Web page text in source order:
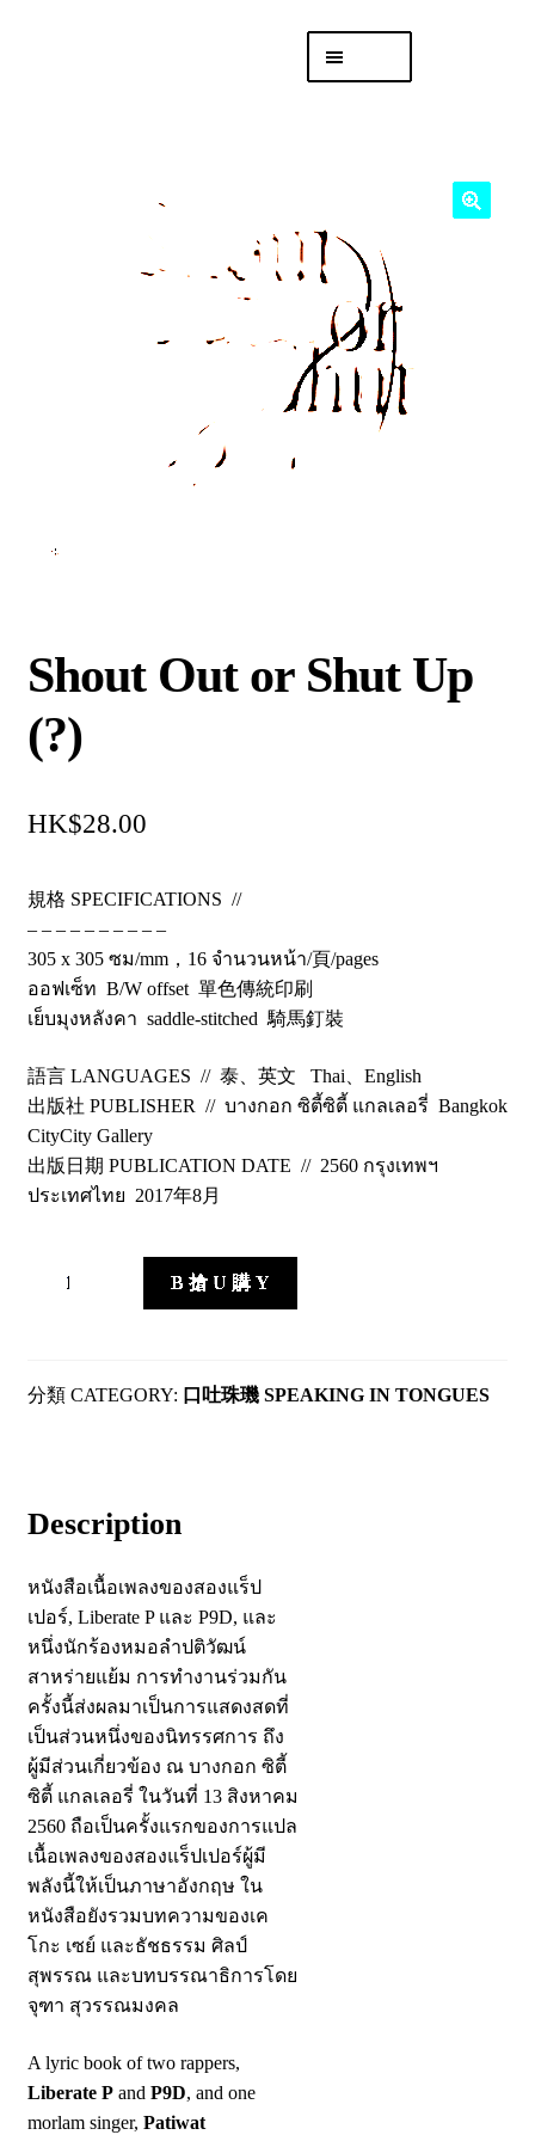
「後勤 LIKE
Shout Out or Shut Up
(?)
$28.00
規格 SPECIFICATIONS //
– – – – – – – – – –
305 x 305 ซม/mm，16 จำนวนหน้า/頁/pages
ออฟเซ็ท B/W offset 單色傳統印刷
เย็บมุงหลังคา saddle-stitched 騎馬釘裝
語言 LANGUAGES // 泰、英文 Thai、English
出版社 PUBLISHER // บางกอก ซิตี้ซิตี้ แกลเลอรี่ Bangkok
CityCity Gallery
出版日期 PUBLICATION DATE // 2560 กรุงเทพฯ
ประเทศไทย 2017年8月
Up
B 搶 U 購 Y
CATEGORY: 口吐珠璣 SPEAKING IN TONGUES
Description
หนังสือเนื้อเพลงของสองแร็ป
เปอร์, Liberate P และ P9D, และ
หนึ่งนักร้องหมอลำปติวัฒน์
สาหร่ายแย้ม การทำงานร่วมกัน
ครั้งนี้ส่งผลมาเป็นการแสดงสดที่
เป็นส่วนหนึ่งของนิทรรศการ ถึง
ผู้มีส่วนเกี่ยวข้อง ณ บางกอก ซิตี้
ซิตี้ แกลเลอรี่ ในวันที่ 13 สิงหาคม
2560 ถือเป็นครั้งแรกของการแปล
เนื้อเพลงของสองแร็ปเปอร์ผู้มี
พลังนี้ให้เป็นภาษาอังกฤษ ใน
หนังสือยังรวมบทความของเค
โกะ เซย์ และธัชธรรม ศิลป์
สุพรรณ และบทบรรณาธิการโดย
จุฑา สุวรรณมงคล
A lyric book of two rappers,
Liberate Pand P9D, and one
morlam singer, Patiwat